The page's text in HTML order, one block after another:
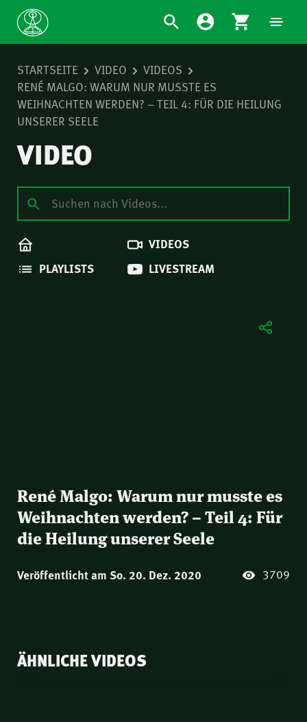
STARTSEITE VIDEO
VIDEOS
RENÉ MALGO: WARUM NUR MUSSTE ES
WEIHNACHTEN WERDEN? – TEIL 4: FÜR DIE HEILUNG
UNSERER SEELE
VIDEO
VIDEOS
PLAYLISTS
LIVESTREAM
René Malgo: Warum nur musste es
Weihnachten werden? – Teil 4: Für
die Heilung unserer Seele
Veröffentlicht am So. 20. Dez. 2020 3709
ÄHNLICHE VIDEOS